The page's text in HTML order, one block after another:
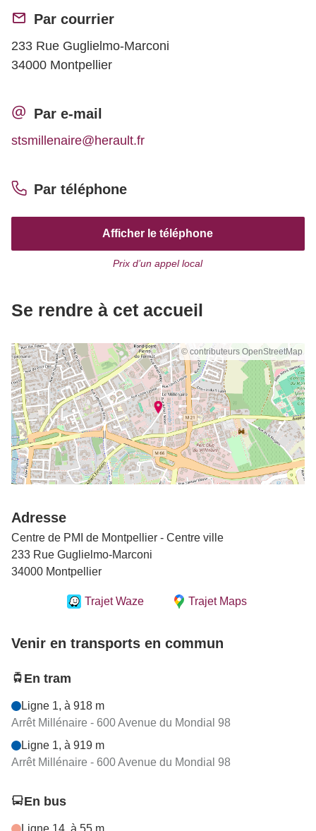
Par courrier
233 Rue Guglielmo-Marconi
34000 Montpellier
Par téléphone
Afficher le téléphone
Prix d’un appel local
Par e-mail
stsmillenaire@herault.fr
Se rendre à cet accueil
© contributeurs OpenStreetMap
Adresse
Centre de PMI de Montpellier - Centre ville
233 Rue Guglielmo-Marconi
34000 Montpellier
Trajet Waze Trajet Maps
Venir en transports en commun
En tram
Ligne 1, à 918 m
Arrêt Millénaire - 600 Avenue du Mondial 98
Ligne 1, à 919 m
Arrêt Millénaire - 600 Avenue du Mondial 98
En bus
Ligne 14, à 55 m